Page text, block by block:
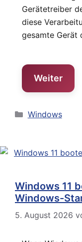
Gerätetreiber
diese
gesamte Gerät
Weiter
Kategorien
Windows
Windows 11
Windows-
5. August 2026